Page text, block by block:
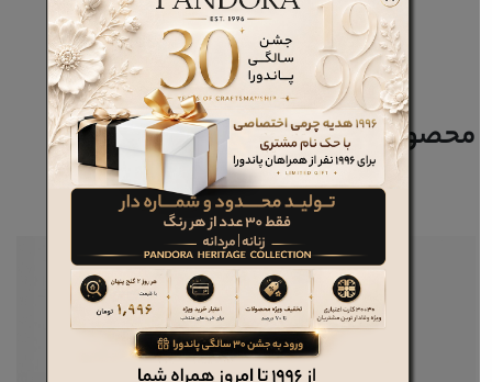
محصولات مرتبط